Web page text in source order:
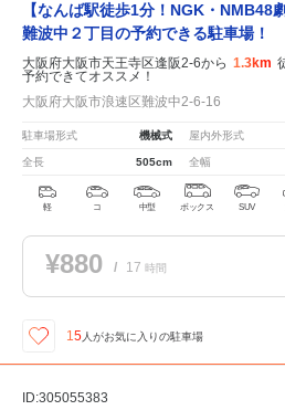
【なんば駅徒歩1分！NGK・NMB48
難波中２丁目の予約できる駐車場！
大阪府大阪市天王寺区逢阪2-6から 1.3km
予約できてオススメ！
大阪府大阪市浪速区難波中2-6-16
駐車場形式 機械式 屋内外形式
全長 505cm 全幅
軽 コ 中型 ボックス SUV
¥880 / 17 時間
15 人がお気に入りの駐車場
ID:305055383